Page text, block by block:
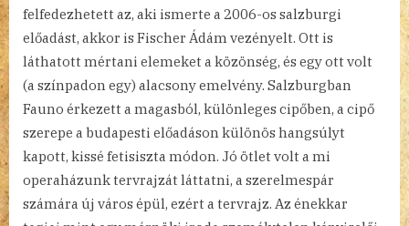
felfedezhetett az, aki ismerte a 2006-os salzburgi
előadást, akkor is Fischer Ádám vezényelt. Ott is
láthatott mértani elemeket a közönség, és egy ott volt
(a színpadon egy) alacsony emelvény. Salzburgban
Fauno érkezett a magasból, különleges cipőben, a cipő
szerepe a budapesti előadáson különös hangsúlyt
kapott, kissé fetisiszta módon. Jó ötlet volt a mi
operaházunk tervrajzát láttatni, a szerelmespár
számára új város épül, ezért a tervrajz. Az énekkar